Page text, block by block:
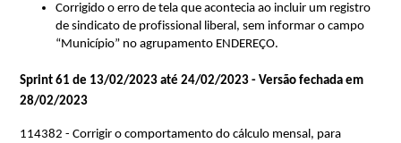
Corrigido o erro de tela que acontecia ao incluir um registro
de sindicato de profissional liberal, sem informar o campo
“Município” no agrupamento ENDEREÇO.
Sprint 61 de 13/02/2023 até 24/02/2023 - Versão fechada em
28/02/2023
114382 - Corrigir o comportamento do cálculo mensal, para